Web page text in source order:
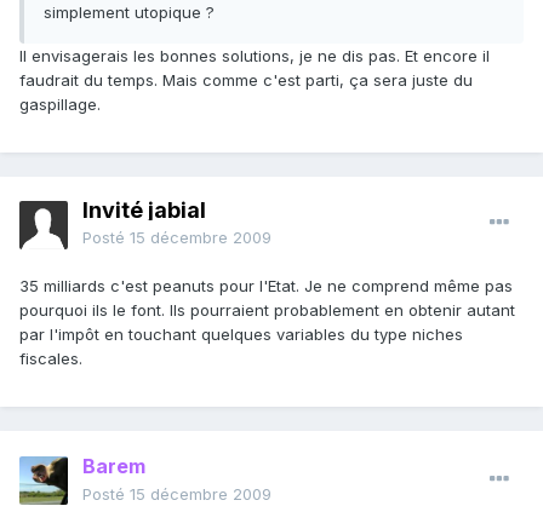
simplement utopique ?
Il envisagerais les bonnes solutions, je ne dis pas. Et encore il
faudrait du temps. Mais comme c'est parti, ça sera juste du
gaspillage.
Invité jabial
Posté 15 décembre 2009
35 milliards c'est peanuts pour l'Etat. Je ne comprend même pas
pourquoi ils le font. Ils pourraient probablement en obtenir autant
par l'impôt en touchant quelques variables du type niches
fiscales.
Barem
Posté 15 décembre 2009